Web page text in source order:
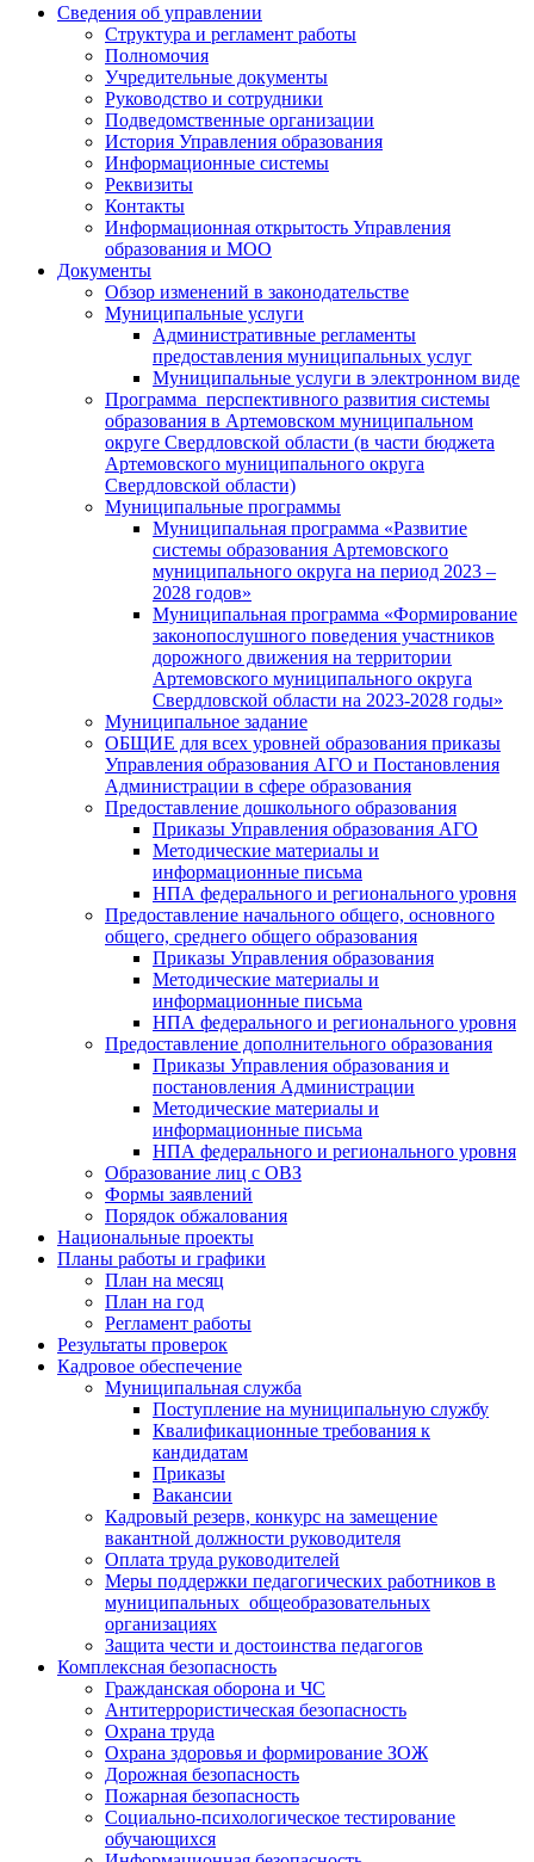
Сведения об управлении
Структура и регламент работы
Полномочия
Учредительные документы
Руководство и сотрудники
Подведомственные организации
История Управления образования
Информационные системы
Реквизиты
Контакты
Информационная открытость Управления
образования и МОО
Документы
Обзор изменений в законодательстве
Муниципальные услуги
Административные регламенты
предоставления муниципальных услуг
Муниципальные услуги в электронном виде
Программа перспективного развития системы
образования в Артемовском муниципальном
округе Свердловской области (в части бюджета
Артемовского муниципального округа
Свердловской области)
Муниципальные программы
Муниципальная программа «Развитие
системы образования Артемовского
муниципального округа на период 2023 –
2028 годов»
Муниципальная программа «Формирование
законопослушного поведения участников
дорожного движения на территории
Артемовского муниципального округа
Свердловской области на 2023-2028 годы»
Муниципальное задание
ОБЩИЕ для всех уровней образования приказы
Управления образования АГО и Постановления
Администрации в сфере образования
Предоставление дошкольного образования
Приказы Управления образования АГО
Методические материалы и
информационные письма
НПА федерального и регионального уровня
Предоставление начального общего, основного
общего, среднего общего образования
Приказы Управления образования
Методические материалы и
информационные письма
НПА федерального и регионального уровня
Предоставление дополнительного образования
Приказы Управления образования и
постановления Администрации
Методические материалы и
информационные письма
НПА федерального и регионального уровня
Образование лиц с ОВЗ
Формы заявлений
Порядок обжалования
Национальные проекты
Планы работы и графики
План на месяц
План на год
Регламент работы
Результаты проверок
Кадровое обеспечение
Муниципальная служба
Поступление на муниципальную службу
Квалификационные требования к
кандидатам
Приказы
Вакансии
Кадровый резерв, конкурс на замещение
вакантной должности руководителя
Оплата труда руководителей
Меры поддержки педагогических работников в
муниципальных общеобразовательных
организациях
Защита чести и достоинства педагогов
Комплексная безопасность
Гражданская оборона и ЧС
Антитеррористическая безопасность
Охрана труда
Охрана здоровья и формирование ЗОЖ
Дорожная безопасность
Пожарная безопасность
Социально-психологическое тестирование
обучающихся